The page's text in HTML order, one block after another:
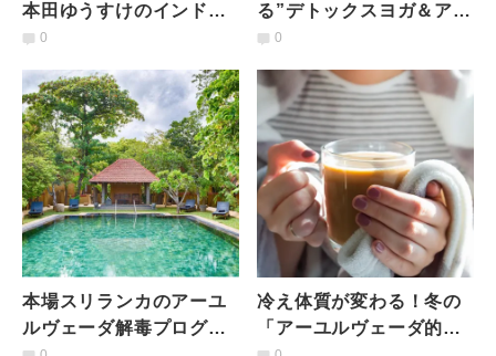
本田ゆうすけのインド修
行記【本場アーユルヴェ
0
る”デトックスヨガ＆アー
ユルヴェーダ座学 キャン
0
本場スリランカのアーユ
ルヴェーダ解毒プログラ
冷え体質が変わる！冬の
「アーユルヴェーダ的温